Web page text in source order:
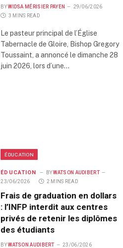
BY WIDSA MÉRISIER PAYEN
29/06/2026
3 MINS READ
Le pasteur principal de l’Église
Tabernacle de Gloire, Bishop Gregory
Toussaint, a annoncé le dimanche 28
juin 2026, lors d’une…
ÉDUCATION
ÉDUCATION BY WATSON AUDIBERT
23/06/2026
2 MINS READ
Frais de graduation en dollars
: l’INFP interdit aux centres
privés de retenir les diplômes
des étudiants
BY WATSON AUDIBERT
23/06/2026